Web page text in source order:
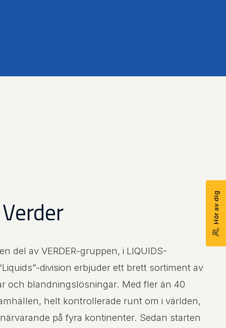
Hör av dig
del av VERDER-gruppen, i LIQUIDS-
division erbjuder ett brett sortiment av
och blandningslösningar. Med fler än 40
helt kontrollerade runt om i världen,
på fyra kontinenter. Sedan starten